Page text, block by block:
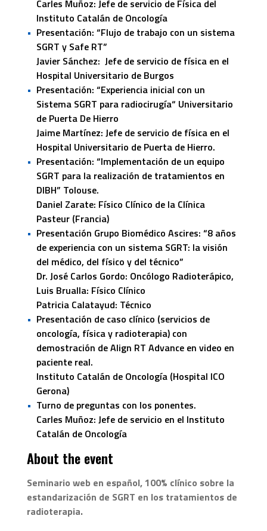
Carles Muñoz: Jefe de servicio de Física del
Instituto Catalán de Oncología
Presentación: “Flujo de trabajo con un sistema
SGRT y Safe RT”
Javier Sánchez: Jefe de servicio de física en el
Hospital Universitario de Burgos
Presentación: “Experiencia inicial con un
Sistema SGRT para radiocirugía“ Universitario
de Puerta De Hierro
Jaime Martínez: Jefe de servicio de física en el
Hospital Universitario de Puerta de Hierro.
Presentación: “Implementación de un equipo
SGRT para la realización de tratamientos en
DIBH” Tolouse.
Daniel Zarate: Físico Clínico de la Clínica
Pasteur (Francia)
Presentación Grupo Biomédico Ascires: “8 años
de experiencia con un sistema SGRT: la visión
del médico, del físico y del técnico”
Dr. José Carlos Gordo: Oncólogo Radioterápico,
Luis Brualla: Físico Clínico
Patricia Calatayud: Técnico
Presentación de caso clínico (servicios de
oncología, física y radioterapia) con
demostración de Align RT Advance en video en
paciente real.
Instituto Catalán de Oncología (Hospital ICO
Gerona)
Turno de preguntas con los ponentes.
Carles Muñoz: Jefe de servicio en el Instituto
Catalán de Oncología
About the event
Seminario web en español, 100% clínico sobre la
estandarización de SGRT en los tratamientos de
radioterapia.